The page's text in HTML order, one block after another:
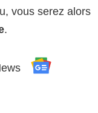
vous serez alors
.